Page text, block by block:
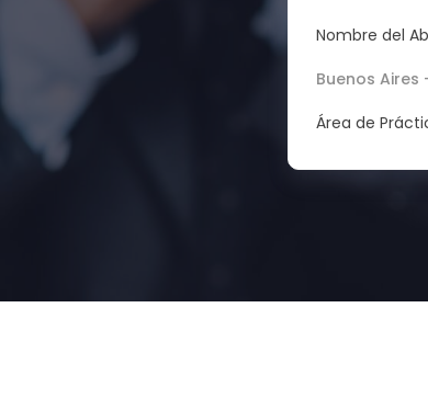
Nombre del
Buenos
Área de